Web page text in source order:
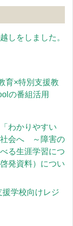
しをしました。
育×特別支援教
の番組活用
わかりやすい
会へ ～障害の
る生涯学習につ
発資料）につい
援学校向けレジ